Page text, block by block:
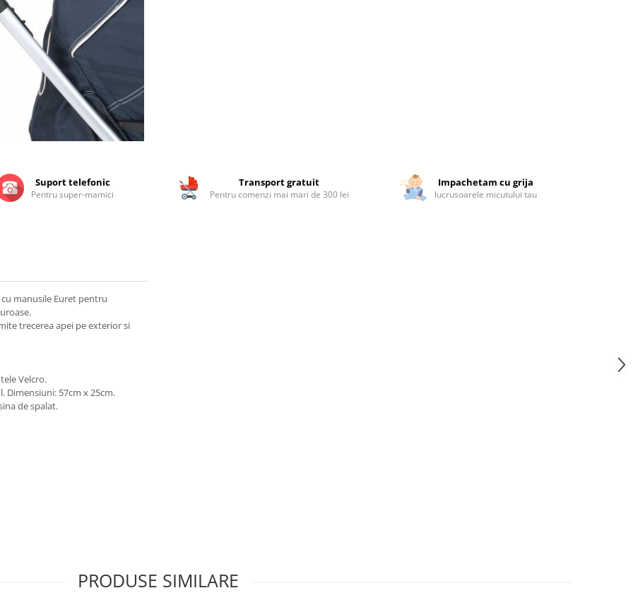
Suport telefonic
Pentru super-mamici
Transport gratuit
Pentru comenzi mai mari de 300 lei
Impachetam cu grija
lucrusoarele micutului tau
manusile Euret pentru
trecerea apei pe exterior si
Velcro.
Dimensiuni: 57cm x 25cm.
de spalat.
PRODUSE SIMILARE